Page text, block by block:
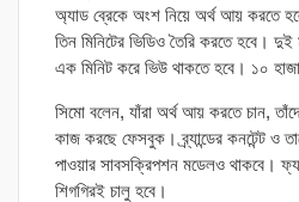
অ্যাড ব্রেকে অংশ নিয়ে অর্থ আয় করতে হলে
তিন মিনিটের ভিডিও তৈরি করতে হবে। দুই
এক মিনিট করে ভিউ থাকতে হবে। ১০
সিমো বলেন, যাঁরা অর্থ আয় করতে চান,
কাজ করছে ফেসবুক। ব্র্যান্ডের কনটেন্ট ও
পাওয়ার সাবসক্রিপশন মডেলও থাকবে।
শিগগিরই চালু হবে।